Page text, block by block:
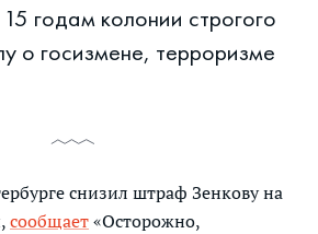
годам колонии строгого
о госизмене, терроризме
снизил штраф Зенкову на
сообщает«Осторожно,